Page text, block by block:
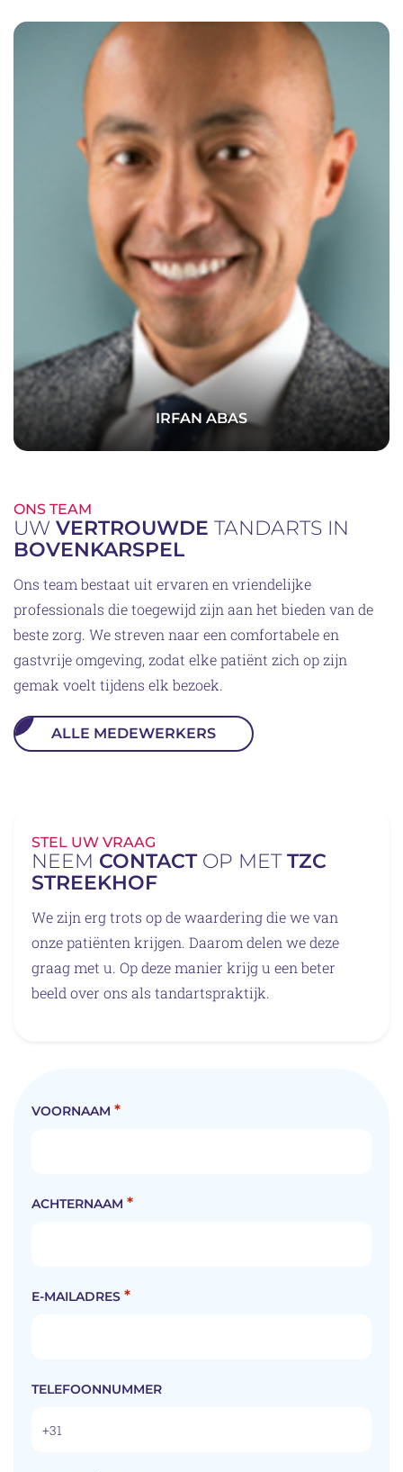
IRFAN ABAS
ONS TEAM
UW VERTROUWDE TANDARTS IN
BOVENKARSPEL
Ons team bestaat uit ervaren en vriendelijke
professionals die toegewijd zijn aan het bieden van de
beste zorg. We streven naar een comfortabele en
gastvrije omgeving, zodat elke patiënt zich op zijn
gemak voelt tijdens elk bezoek.
ALLE MEDEWERKERS
STEL UW VRAAG
NEEM CONTACTOP METTZC
STREEKHOF
We zijn erg trots op de waardering die we van
onze patiënten krijgen. Daarom delen we deze
graag met u. Op deze manier krijg u een beter
beeld over ons als tandartspraktijk.
VOORNAAM *
ACHTERNAAM *
E-MAILADRES *
TELEFOONNUMMER